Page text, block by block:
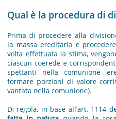
Qual è la procedura di
Prima di procedere alla
la massa ereditaria e
volta effettuata la stima,
ciascun coerede e
spettanti nella comunione
formare porzioni di valore
vantata nella comunione).
Di regola, in base all’art. 1114